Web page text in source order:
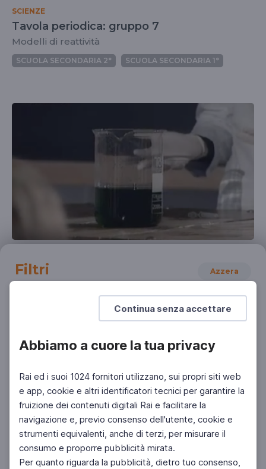
Continua senza accettare
Abbiamo a cuore la tua privacy
Rai ed i suoi 1024 fornitori utilizzano, sui propri siti web
e app, cookie e altri identificatori tecnici per garantire la
fruizione dei contenuti digitali Rai e facilitare la
navigazione e, previo consenso dell'utente, cookie e
strumenti equivalenti, anche di terzi, per misurare il
consumo e proporre pubblicità mirata.
Per quanto riguarda la pubblicità, dietro tuo consenso,
SCIENZE
Tavola periodica: gruppo 7
Modelli di reattività
SCUOLA SECONDARIA 2° SCUOLA SECONDARIA 1°
Esperimenti di chimica: complessi e colori
Viaggio nella Scienza
Filtri Azzera